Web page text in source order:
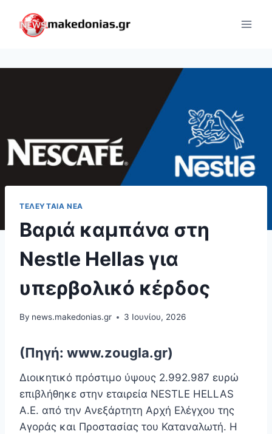
content
ΤΕΛΕΥΤΑΊΑ ΝΈΑ
Βαριά καμπάνα στη
Nestle Hellas για
υπερβολικό κέρδος
By news.makedonias.gr 3 Ιουνίου, 2026
(Πηγή: www.zougla.gr)
Διοικητικό πρόστιμο ύψους 2.992.987 ευρώ
επιβλήθηκε στην εταιρεία NESTLE HELLAS
Α.Ε. από την Ανεξάρτητη Αρχή Ελέγχου της
Αγοράς και Προστασίας του Καταναλωτή. Η